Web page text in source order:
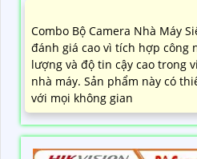
Combo Bộ Camera Nhà Máy
đánh giá cao vì tích hợp công
lượng và độ tin cậy cao trong
nhà máy. Sản phẩm này có
với mọi không gian